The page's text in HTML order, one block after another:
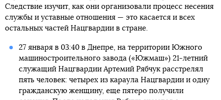
Следствие изучит, как они организовали процесс несения
службы и уставные отношения — это касается и всех
остальных частей Нацгвардии в стране.
27 января в 03:40 в Днепре, на территории Южного
машиностроительного завода («Южмаш») 21-летний
служащий Нацгвардии Артемий Рябчук расстрелял
пять человек: четырех из караула Нацгвардии и одну
гражданскую женщину, еще пятеро получили